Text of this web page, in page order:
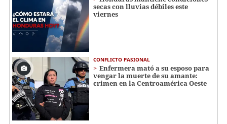
secas con lluvias débiles este
viernes
CONFLICTO PASIONAL
Enfermera mató a su esposo para
vengar la muerte de su amante:
crimen en la Centroamérica Oeste